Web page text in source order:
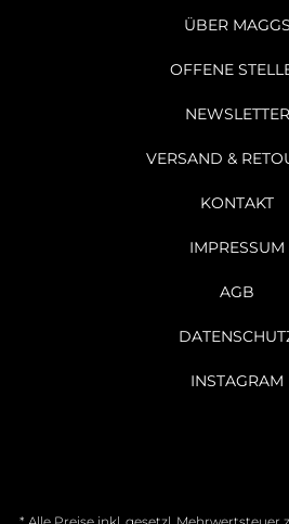
ÜBER MAGGS
OFFENE
NEWSLETTER
VERSAND &
KONTAKT
IMPRESSUM
AGB
INSTAGRAM